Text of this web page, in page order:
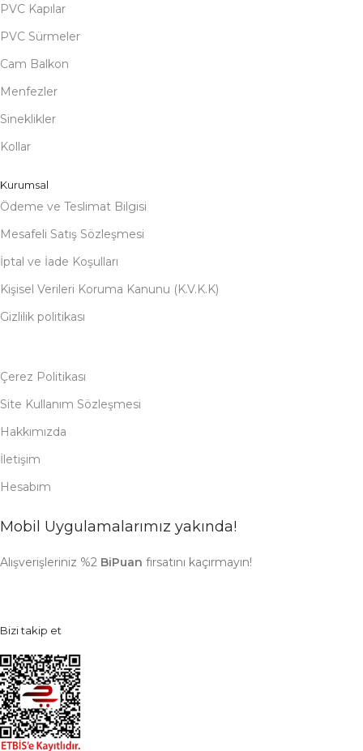
PVC Kapılar
PVC Sürmeler
Cam Balkon
Menfezler
Sineklikler
Kollar
Kurumsal
Ödeme ve Teslimat Bilgisi
Mesafeli Satış Sözleşmesi
İptal ve İade Koşulları
Kişisel Verileri Koruma Kanunu (K.V.K.K)
Gizlilik politikası
Çerez Politikası
Site Kullanım Sözleşmesi
Hakkımızda
İletişim
Hesabım
Mobil Uygulamalarımız yakında!
Alışverişleriniz %2 BiPuan fırsatını kaçırmayın!
Bizi takip et